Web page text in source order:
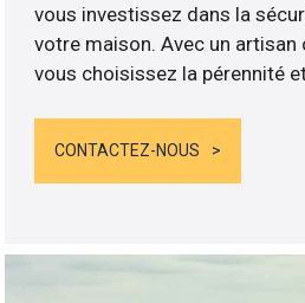
vous investissez dans la
votre maison. Avec un
vous choisissez la pérennité
CONTACTEZ-NOUS